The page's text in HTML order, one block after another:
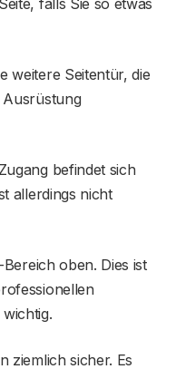
falls Sie so etwas
weitere Seitentür, die
befindet sich
allerdings nicht
oben. Dies ist
ziemlich sicher. Es